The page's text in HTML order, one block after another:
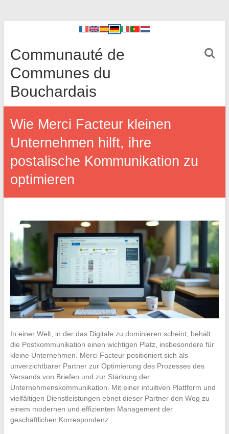
Communauté de
Communes du
Bouchardais
Wie Merci Facteur kleinen
Unternehmen hilft, ihre
postalische Kommunikation zu
optimieren
In einer Welt, in der das Digitale zu dominieren scheint, behält
die Postkommunikation einen wichtigen Platz, insbesondere für
kleine Unternehmen. Merci Facteur positioniert sich als
unverzichtbarer Partner zur Optimierung des Prozesses des
Versands von Briefen und zur Stärkung der
Unternehmenskommunikation. Mit einer intuitiven Plattform und
vielfältigen Dienstleistungen ebnet dieser Partner den Weg zu
einem modernen und effizienten Management der
geschäftlichen Korrespondenz.